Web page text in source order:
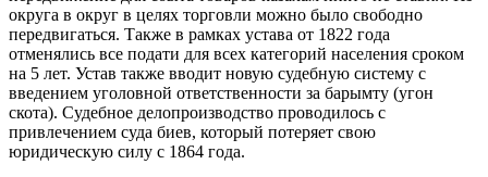
округа в округ в целях торговли можно было свободно
передвигаться. Также в рамках устава от 1822 года
отменялись все подати для всех категорий населения сроком
на 5 лет. Устав также вводит новую судебную систему с
введением уголовной ответственности за барымту (угон
скота). Судебное делопроизводство проводилось с
привлечением суда биев, который потеряет свою
юридическую силу с 1864 года.